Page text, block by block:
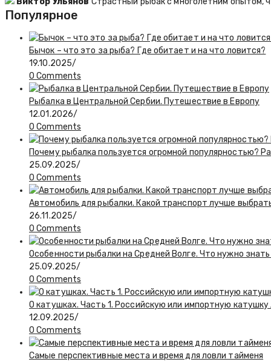
Популярное
Бычок – что это за рыба? Где обитает и на что ловится?
19.10.2025/
0 Comments
Рыбалка в Центральной Сербии. Путешествие в Европу
12.01.2026/
0 Comments
Почему рыбалка пользуется огромной популярностью?
25.09.2025/
0 Comments
Автомобиль для рыбалки. Какой транспорт лучше
26.11.2025/
0 Comments
Особенности рыбалки на Средней Волге. Что нужно
25.09.2025/
0 Comments
О катушках. Часть 1. Российскую или импортную
12.09.2025/
0 Comments
Самые перспективные места и время для ловли тайменя